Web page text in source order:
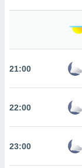
como
en
a lo que
u
datos
21:00
22:00
23:00